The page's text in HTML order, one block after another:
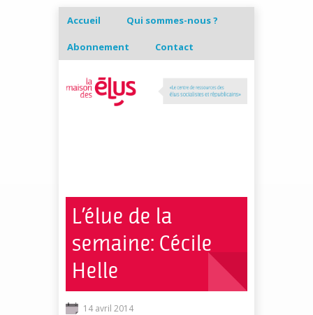
Accueil Qui sommes-nous ?
Abonnement Contact
L’élue de la
semaine: Cécile
Helle
14 avril 2014